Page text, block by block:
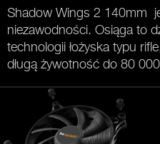
Shadow Wings 2 140mm
niezawodności. Osiąga to
technologii łożyska typu
długą żywotność do 80